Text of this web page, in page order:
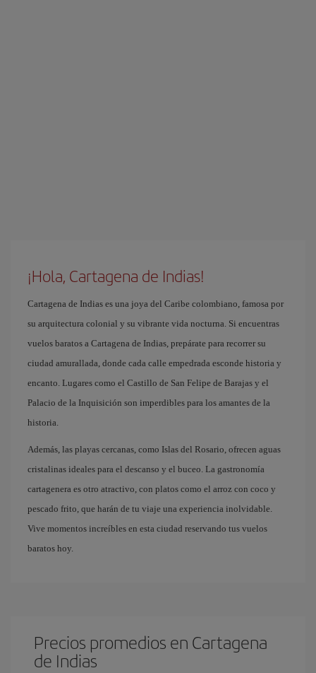
¡Hola, Cartagena de Indias!
Cartagena de Indias es una joya del Caribe colombiano, famosa por
su arquitectura colonial y su vibrante vida nocturna. Si encuentras
vuelos baratos a Cartagena de Indias, prepárate para recorrer su
ciudad amurallada, donde cada calle empedrada esconde historia y
encanto. Lugares como el Castillo de San Felipe de Barajas y el
Palacio de la Inquisición son imperdibles para los amantes de la
historia.
Además, las playas cercanas, como Islas del Rosario, ofrecen aguas
cristalinas ideales para el descanso y el buceo. La gastronomía
cartagenera es otro atractivo, con platos como el arroz con coco y
pescado frito, que harán de tu viaje una experiencia inolvidable.
Vive momentos increíbles en esta ciudad reservando tus vuelos
baratos hoy.
Precios promedios en Cartagena
de Indias